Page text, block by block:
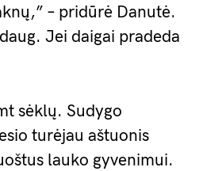
– pridūrė Danutė.
Jei daigai pradeda
sėklų. Sudygo
turėjau aštuonis
lauko gyvenimui.